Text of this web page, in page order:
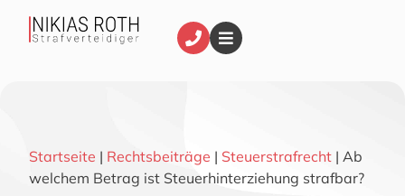
Startseite | Rechtsbeiträge | Steuerstrafrecht | Ab
welchem Betrag ist Steuerhinterziehung strafbar?